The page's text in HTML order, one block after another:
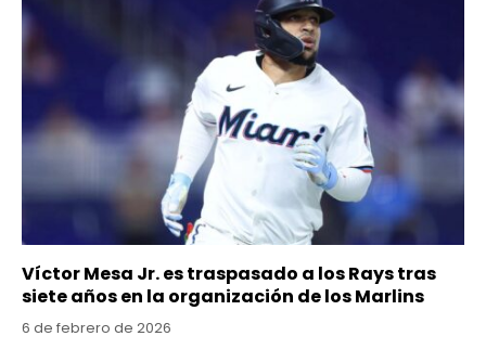
Víctor Mesa Jr. es traspasado a los Rays tras
siete años en la organización de los Marlins
6 de febrero de 2026